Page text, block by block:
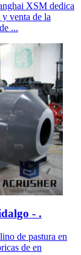
XSM dedica
venta de la
...
- .
de pastura en
de en